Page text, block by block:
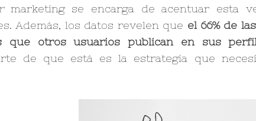
marketing se encarga de acentuar esta
Además, los datos revelen que el 66% de
que otros usuarios publican en sus
de que está es la estrategia que